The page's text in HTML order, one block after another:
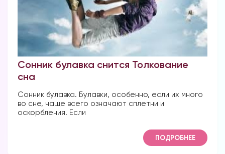
Сонник булавка снится Толкование
сна
Сонник булавка. Булавки, особенно, если их много
во сне, чаще всего означают сплетни и
оскорбления. Если
ПОДРОБНЕЕ
Скачать
Наши форумы